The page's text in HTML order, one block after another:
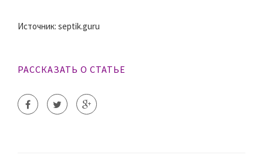
Источник: septik.guru
РАССКАЗАТЬ О СТАТЬЕ